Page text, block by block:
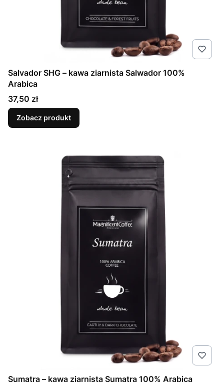
Salvador SHG – kawa ziarnista Salwador 100%
Arabica
Cena
37,50 zł
Zobacz produkt
Sumatra – kawa ziarnista Sumatra 100% Arabica